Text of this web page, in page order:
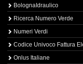
BolognaIdraulico
Ricerca Numero Verde
Numeri Verdi
Codice Univoco Fattura
Onlus Italiane